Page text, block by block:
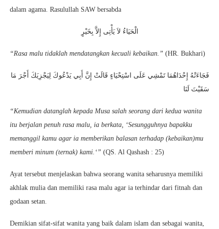
dalam agama. Rasulullah SAW bersabda
الْحَيَاءُ لاَ يَأْتِى إِلاَّ بِخَيْرٍ
“Rasa malu tidaklah mendatangkan kecuali kebaikan.” (HR. Bukhari)
فَجَاءَتْهُ إِحْدَاهُمَا تَمْشِي عَلَى اسْتِحْيَاءٍ قَالَتْ إِنَّ أَبِي يَدْعُوكَ لِيَجْزِيَكَ أَجْرَ مَا
سَقَيْتَ لَنَا
“Kemudian datanglah kepada Musa salah seorang dari kedua wanita
itu berjalan penuh rasa malu, ia berkata, ‘Sesungguhnya bapakku
memanggil kamu agar ia memberikan balasan terhadap (kebaikan)mu
memberi minum (ternak) kami.‘” (QS. Al Qashash : 25)
Ayat tersebut menjelaskan bahwa seorang wanita seharusnya memiliki
akhlak mulia dan memiliki rasa malu agar ia terhindar dari fitnah dan
godaan setan.
Demikian sifat-sifat wanita yang baik dalam islam dan sebagai wanita,